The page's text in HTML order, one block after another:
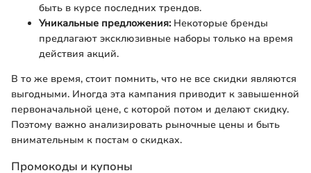
быть в курсе последних трендов.
Уникальные предложения:Некоторые бренды
предлагают эксклюзивные наборы только на время
действия акций.
В то же время, стоит помнить, что не все скидки являются
выгодными. Иногда эта кампания приводит к завышенной
первоначальной цене, с которой потом и делают скидку.
Поэтому важно анализировать рыночные цены и быть
внимательным к постам о скидках.
Промокоды и купоны